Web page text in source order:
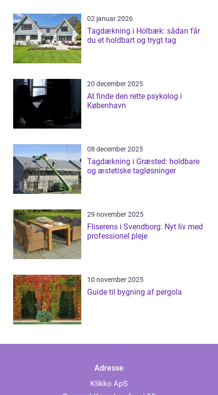
02 januar 2026
Tagdækning i Holbæk: sådan får
du et holdbart og trygt tag
20 december 2025
At finde den rette psykolog i
København
08 december 2025
Tagdækning i Græsted: holdbare
og æstetiske tagløsninger
29 november 2025
Fliserens i Svendborg: Nyt liv med
professionel pleje
10 november 2025
Guide til bygning af pergola
Adresse